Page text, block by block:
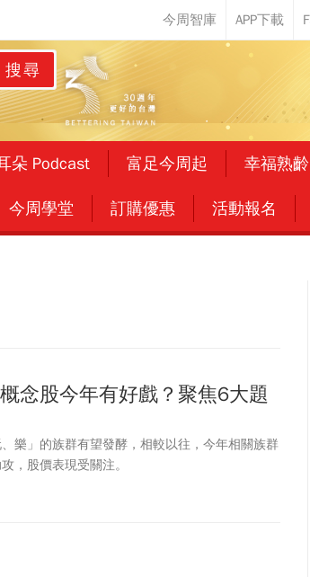
搜尋
朵 Podcast 富足今周起 幸福熟齡
今周學堂 訂購優惠 活動報名
念股今年有好戲？聚焦6大題
樂」的族群有望發酵，相較以往，今年相關族群
，股價表現受關注。